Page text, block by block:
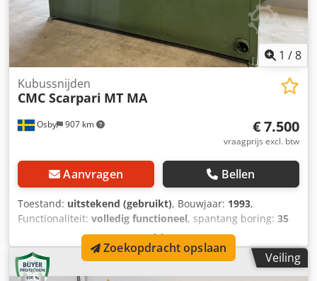
1 /8
Osby 907 km
Kubussnijden
CMC Scarpari MT MA
€ 7.500
vraagprijs excl. btw
Aanvragen Bellen
Toestand: uitstekend (gebruikt), Bouwjaar: 1993,
Functionaliteit: volledig functioneel, spantang boring: 35
, zaagblad diameter:500 mm, totaalgewicht:
tafel lengte:4.000 mm , positioneringsnauwkeurigheid:1
mm, tafelbreedte:150 mm, werkbereik:4.000 mm , druk: 6
bar, type ingangsstroom:Airconditioning, totale hoogte:
Veiling
Zoekopdracht opslaan